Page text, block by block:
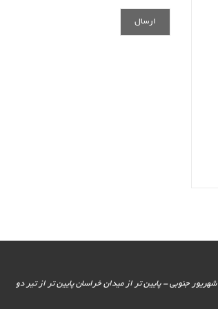
آدرس نمایشگاه : ایران - تهران - خیابان 17 شهریور جنوبی - پایین تر از میدان خراسان پایین تر از تیر دو